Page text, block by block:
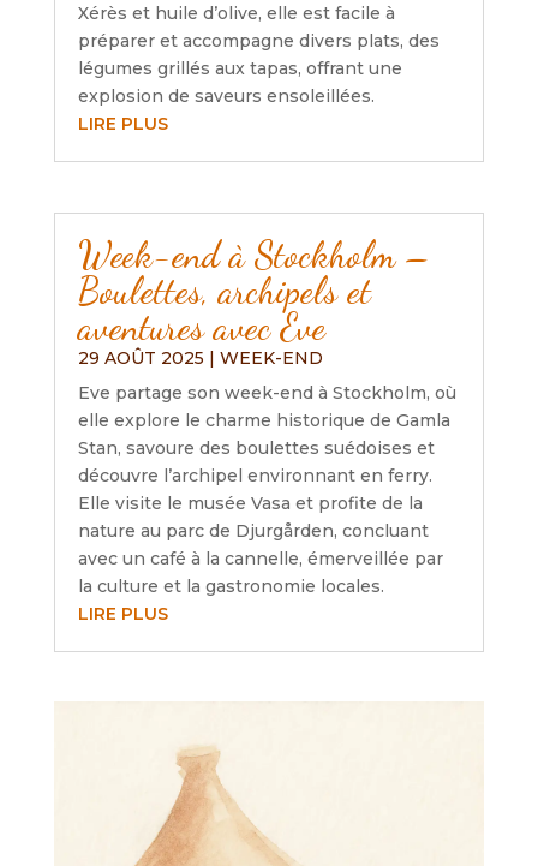
Xérès et huile d’olive, elle est facile à
préparer et accompagne divers plats, des
légumes grillés aux tapas, offrant une
explosion de saveurs ensoleillées.
LIRE PLUS
Week-end à Stockholm –
Boulettes, archipels et
aventures avec Eve
29 AOÛT 2025 | WEEK-END
Eve partage son week-end à Stockholm, où
elle explore le charme historique de Gamla
Stan, savoure des boulettes suédoises et
découvre l’archipel environnant en ferry.
Elle visite le musée Vasa et profite de la
nature au parc de Djurgården, concluant
avec un café à la cannelle, émerveillée par
la culture et la gastronomie locales.
LIRE PLUS